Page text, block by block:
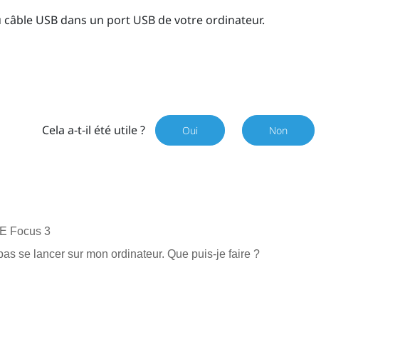
USB dans un port USB de votre ordinateur.
Cela a-t-il été utile ? Oui Non
Focus 3
se lancer sur mon ordinateur. Que puis-je faire ?